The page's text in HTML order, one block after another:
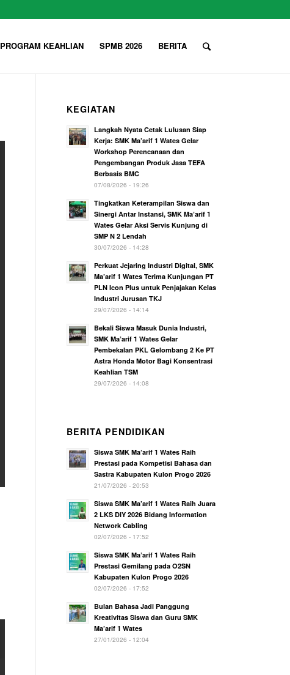
PROGRAM KEAHLIAN SPMB 2026 BERITA
KEGIATAN
Langkah Nyata Cetak Lulusan Siap
Kerja: SMK Ma’arif 1 Wates Gelar
Workshop Perencanaan dan
Pengembangan Produk Jasa TEFA
Berbasis BMC
07/08/2026 - 19:26
Tingkatkan Keterampilan Siswa dan
Sinergi Antar Instansi, SMK Ma’arif 1
Wates Gelar Aksi Servis Kunjung di
SMP N 2 Lendah
30/07/2026 - 14:28
Perkuat Jejaring Industri Digital, SMK
Ma’arif 1 Wates Terima Kunjungan PT
PLN Icon Plus untuk Penjajakan Kelas
Industri Jurusan TKJ
29/07/2026 - 14:14
Bekali Siswa Masuk Dunia Industri,
SMK Ma’arif 1 Wates Gelar
Pembekalan PKL Gelombang 2 Ke PT
Astra Honda Motor Bagi Konsentrasi
Keahlian TSM
29/07/2026 - 14:08
BERITA PENDIDIKAN
Siswa SMK Ma’arif 1 Wates Raih
Prestasi pada Kompetisi Bahasa dan
Sastra Kabupaten Kulon Progo 2026
21/07/2026 - 20:53
Siswa SMK Ma’arif 1 Wates Raih Juara
2 LKS DIY 2026 Bidang Information
Network Cabling
02/07/2026 - 17:52
Siswa SMK Ma’arif 1 Wates Raih
Prestasi Gemilang pada O2SN
Kabupaten Kulon Progo 2026
02/07/2026 - 17:52
Bulan Bahasa Jadi Panggung
Kreativitas Siswa dan Guru SMK
Ma’arif 1 Wates
27/01/2026 - 12:04